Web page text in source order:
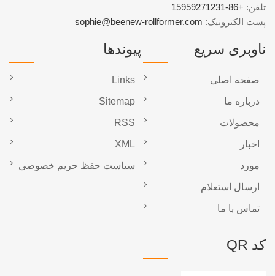
تلفن: +86-15959271231
پست الکترونیک: sophie@beenew-rollformer.com
ناوبری سریع
صفحه اصلی
درباره ما
محصولات
اخبار
مورد
ارسال استعلام
تماس با ما
پیوندها
Links
Sitemap
RSS
XML
سیاست حفظ حریم خصوصی
کد QR